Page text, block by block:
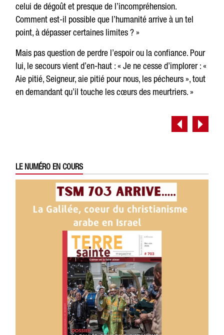
celui de dégoût et presque de l’incompréhension.
Comment est-il possible que l’humanité arrive à un tel
point, à dépasser certaines limites ? »
Mais pas question de perdre l’espoir ou la confiance. Pour
lui, le secours vient d’en-haut : « Je ne cesse d’implorer : «
Aie pitié, Seigneur, aie pitié pour nous, les pécheurs », tout
en demandant qu’il touche les cœurs des meurtriers. »
LE NUMÉRO EN COURS